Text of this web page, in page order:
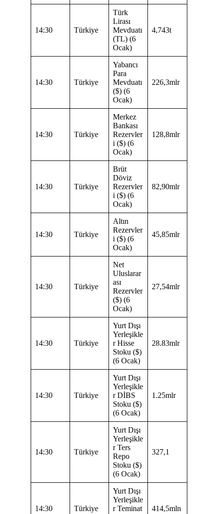
14:30 Türkiye
Türk
Lirası
Mevduatı
(TL) (6
Ocak)
4,743t
14:30 Türkiye
Yabancı
Para
Mevduatı
($) (6
Ocak)
226,3mlr
14:30 Türkiye
Merkez
Bankası
Rezervler
i ($) (6
Ocak)
128,8mlr
14:30 Türkiye
Brüt
Döviz
Rezervler
i ($) (6
Ocak)
82,90mlr
14:30 Türkiye
Altın
Rezervler
i ($) (6
Ocak)
45,85mlr
14:30 Türkiye
Net
Uluslarar
ası
Rezervler
($) (6
Ocak)
27,54mlr
14:30 Türkiye
Yurt Dışı
Yerleşikle
r Hisse
Stoku ($)
(6 Ocak)
28.83mlr
14:30 Türkiye
Yurt Dışı
Yerleşikle
r DİBS
Stoku ($)
(6 Ocak)
1.25mlr
14:30 Türkiye
Yurt Dışı
Yerleşikle
r Ters
Repo
Stoku ($)
(6 Ocak)
327,1
14:30 Türkiye
Yurt Dışı
Yerleşikle
r Teminat
414,5mln